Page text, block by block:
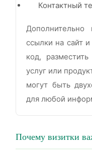
Контактный
Дополнительно
ссылки на сайт
код,
услуг или
могут быть
для любой
Почему визитки